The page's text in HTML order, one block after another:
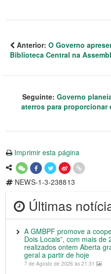
Anterior: O Governo
Biblioteca Central na
Seguinte: Governo
aterros para proporcionar
Imprimir esta página
NEWS-1-3-238813
Últimas
A GMBPF promove a
Dois Locais”, com mais
realizados ontem Aberta
geral a partir de hoje
7 de Agosto de 2026 às 21:31